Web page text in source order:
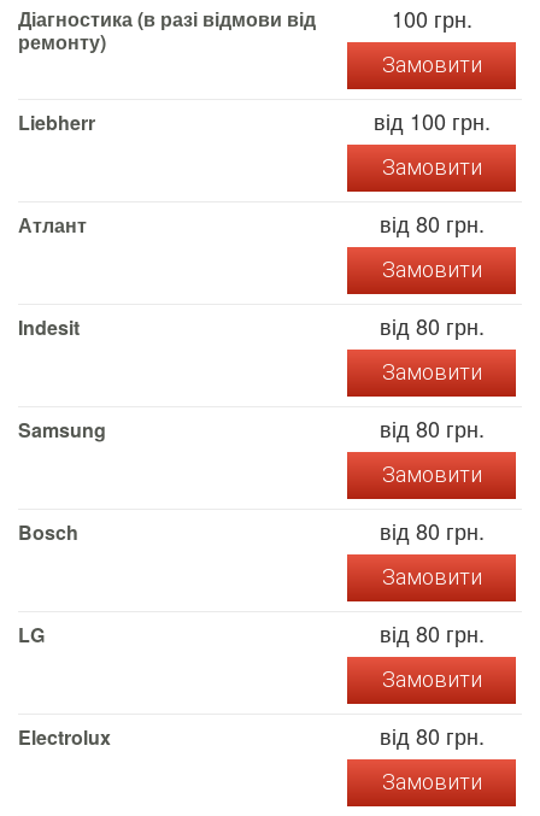
Діагностика (в разі відмови від
ремонту)
100 грн.
Замовити
Liebherr від 100 грн.
Замовити
Атлант від 80 грн.
Замовити
Indesit від 80 грн.
Замовити
Samsung від 80 грн.
Замовити
Bosch від 80 грн.
Замовити
LG від 80 грн.
Замовити
Electrolux від 80 грн.
Замовити